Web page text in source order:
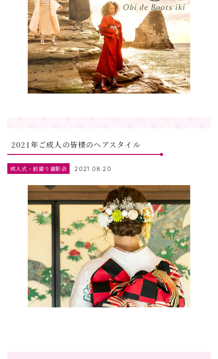
2021年ご成人の皆様のヘアスタイル
成人式・前撮り撮影会 2021.08.20